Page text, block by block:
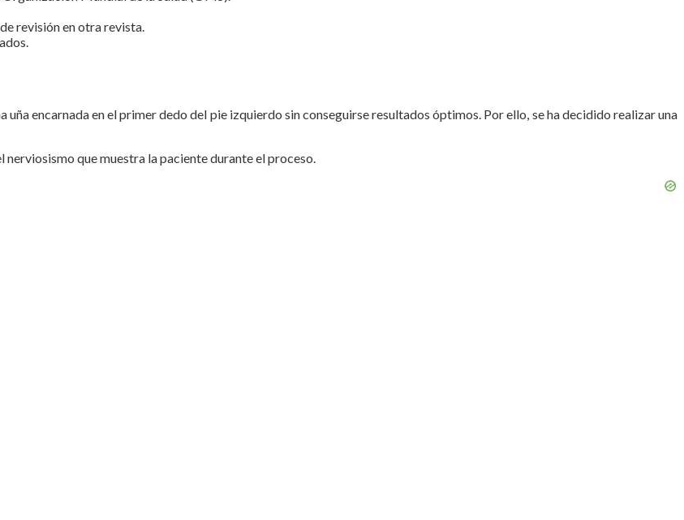
revisión en otra revista.
encarnada en el primer dedo del pie izquierdo sin conseguirse resultados óptimos. Por ello, se ha decidido realizar una
que muestra la paciente durante el proceso.